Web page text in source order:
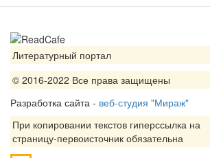
Литературный портал
© 2016-2022 Все права защищены
Разработка сайта - веб-студия "Мираж"
При копировании текстов гиперссылка на
страницу-первоисточник обязательна